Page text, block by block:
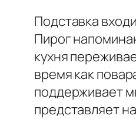
Подставка
Пирог
кухня
время как
поддерживает
представляет